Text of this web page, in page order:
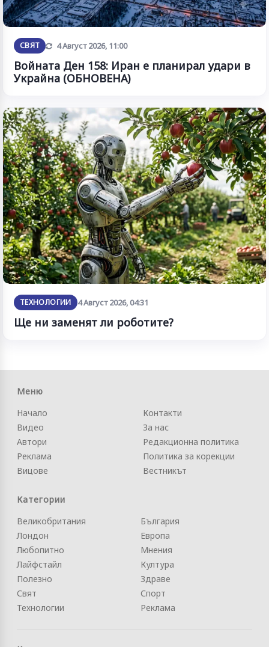
СВЯТ Обновена
4 Август 2026, 11:00
Войната Ден 158: Иран е планирал удари в
Украйна (ОБНОВЕНА)
ТЕХНОЛОГИИ 4 Август 2026, 04:31
Ще ни заменят ли роботите?
Меню
Начало
Видео
Автори
Реклама
Вицове
Контакти
За нас
Редакционна политика
Политика за корекции
Вестникът
Категории
Великобритания
Лондон
Любопитно
Лайфстайл
Полезно
Свят
Технологии
България
Европа
Мнения
Култура
Здраве
Спорт
Реклама